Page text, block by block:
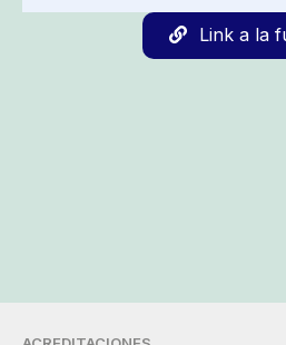
Link a la